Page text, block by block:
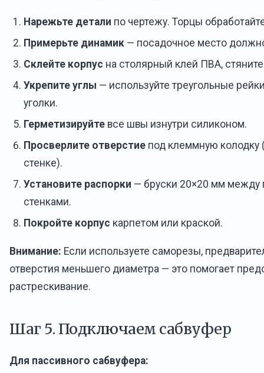
Нарежьте детали по чертежу. Торцы
Примерьте динамик — посадочное место
Склейте корпус на столярный клей ПВА,
Укрепите углы — используйте треугольные
уголки.
Герметизируйте все швы изнутри силиконом.
Просверлите отверстие под клеммную колодку
стенке).
Установите распорки — бруски 20×20 мм
стенками.
Покройте корпус карпетом или краской.
Внимание: Если используете саморезы,
отверстия меньшего диаметра — это помогает
растрескивание.
Шаг 5. Подключаем сабвуфер
Для пассивного сабвуфера: